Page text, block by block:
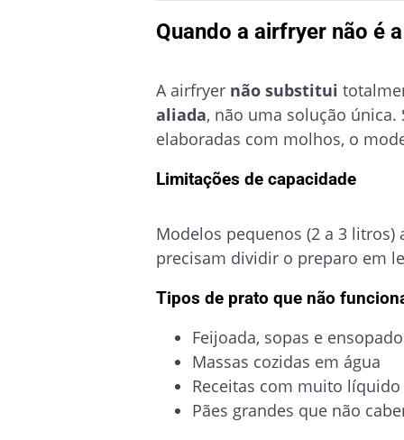
Quando a airfryer não é
A airfryer não substitui
aliada, não uma solução
elaboradas com molhos, o
Limitações de capacidade
Modelos pequenos (2 a 3
precisam dividir o preparo em
Tipos de prato que não
Feijoada, sopas e
Massas cozidas em água
Receitas com muito
Pães grandes que não